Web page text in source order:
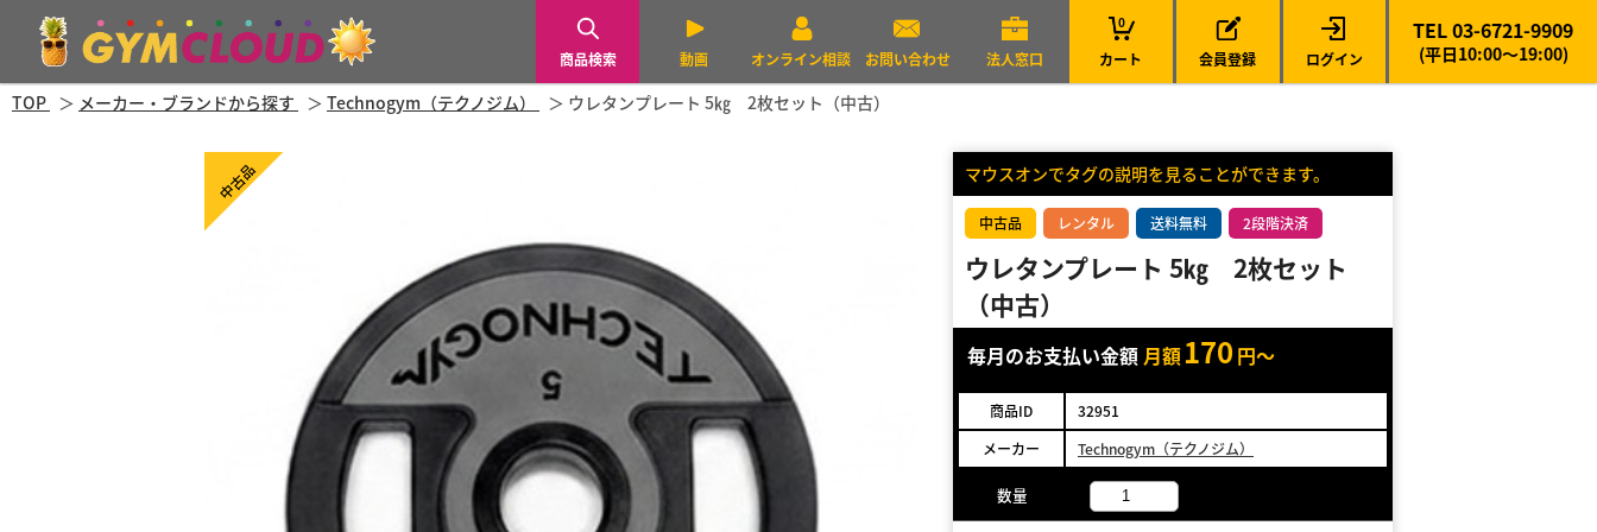
商品検索 動画 オンライン相談 お問い合わせ 法人窓口 カート
0
会員登録 ログイン
TEL 03-6721-9909
(平日10:00～19:00)
TOP メーカー・ブランドから探す Technogym（テクノジム） ウレタンプレート 5㎏ 2枚セット（中古）
中古品 マウスオンでタグの説明を見ることができます。
中古品 レンタル 送料無料 2段階決済
ウレタンプレート 5㎏ 2枚セット
（中古）
毎月のお支払い金額 月額170 円～
商品ID
32951
メーカー
Technogym（テクノジム）
数量